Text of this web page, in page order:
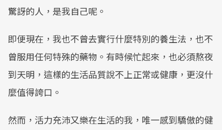
驚訝的人，是我自己呢。
即便現在，我也不曾去實行什麼特別的養生法，也不
曾服用任何特殊的藥物。有時候忙起來，也必須熬夜
到天明，這樣的生活品質說不上正常或健康，更沒什
麼值得誇口。
然而，活力充沛又樂在生活的我，唯一感到驕傲的健